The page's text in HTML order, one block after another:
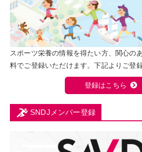
スポーツ栄養の情報を得たい方、関心の
料でご登録いただけます。下記よりご登
登録はこちら
SNDJメンバー登録